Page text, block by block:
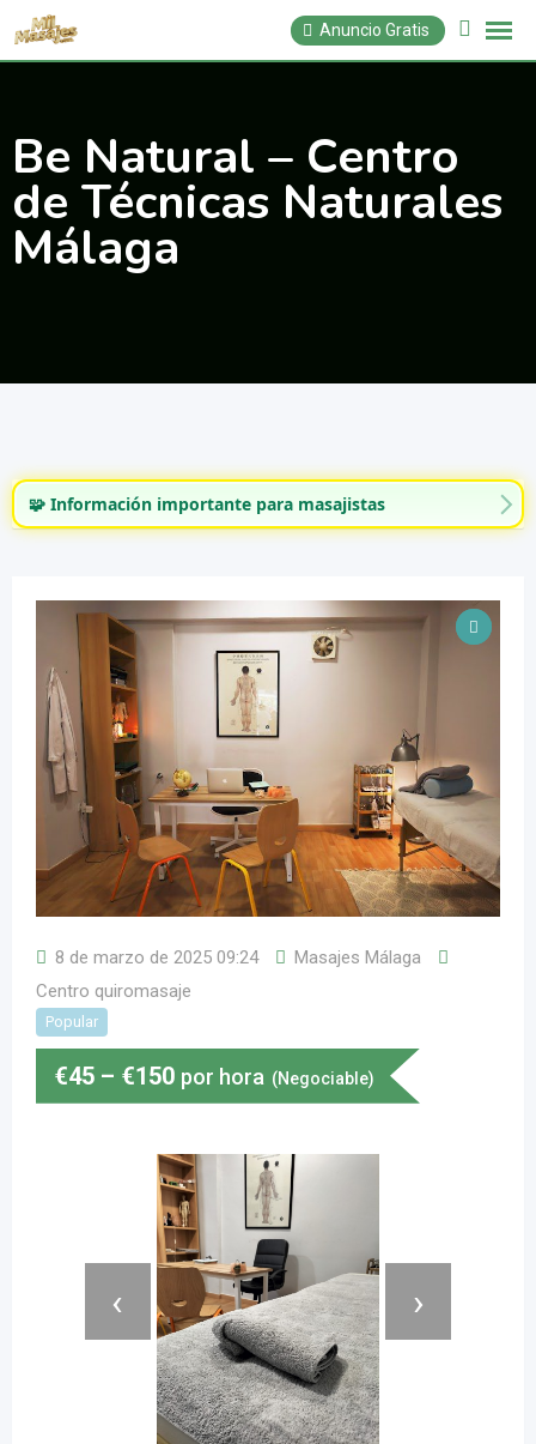
Saltar
Anuncio Gratis
Be Natural – Centro
de Técnicas Naturales
Málaga
🧩 Información importante para masajistas
8 de marzo de 2025 09:24
Masajes Málaga
Centro quiromasaje
Popular
€45 – €150 por hora (Negociable)
‹ ›